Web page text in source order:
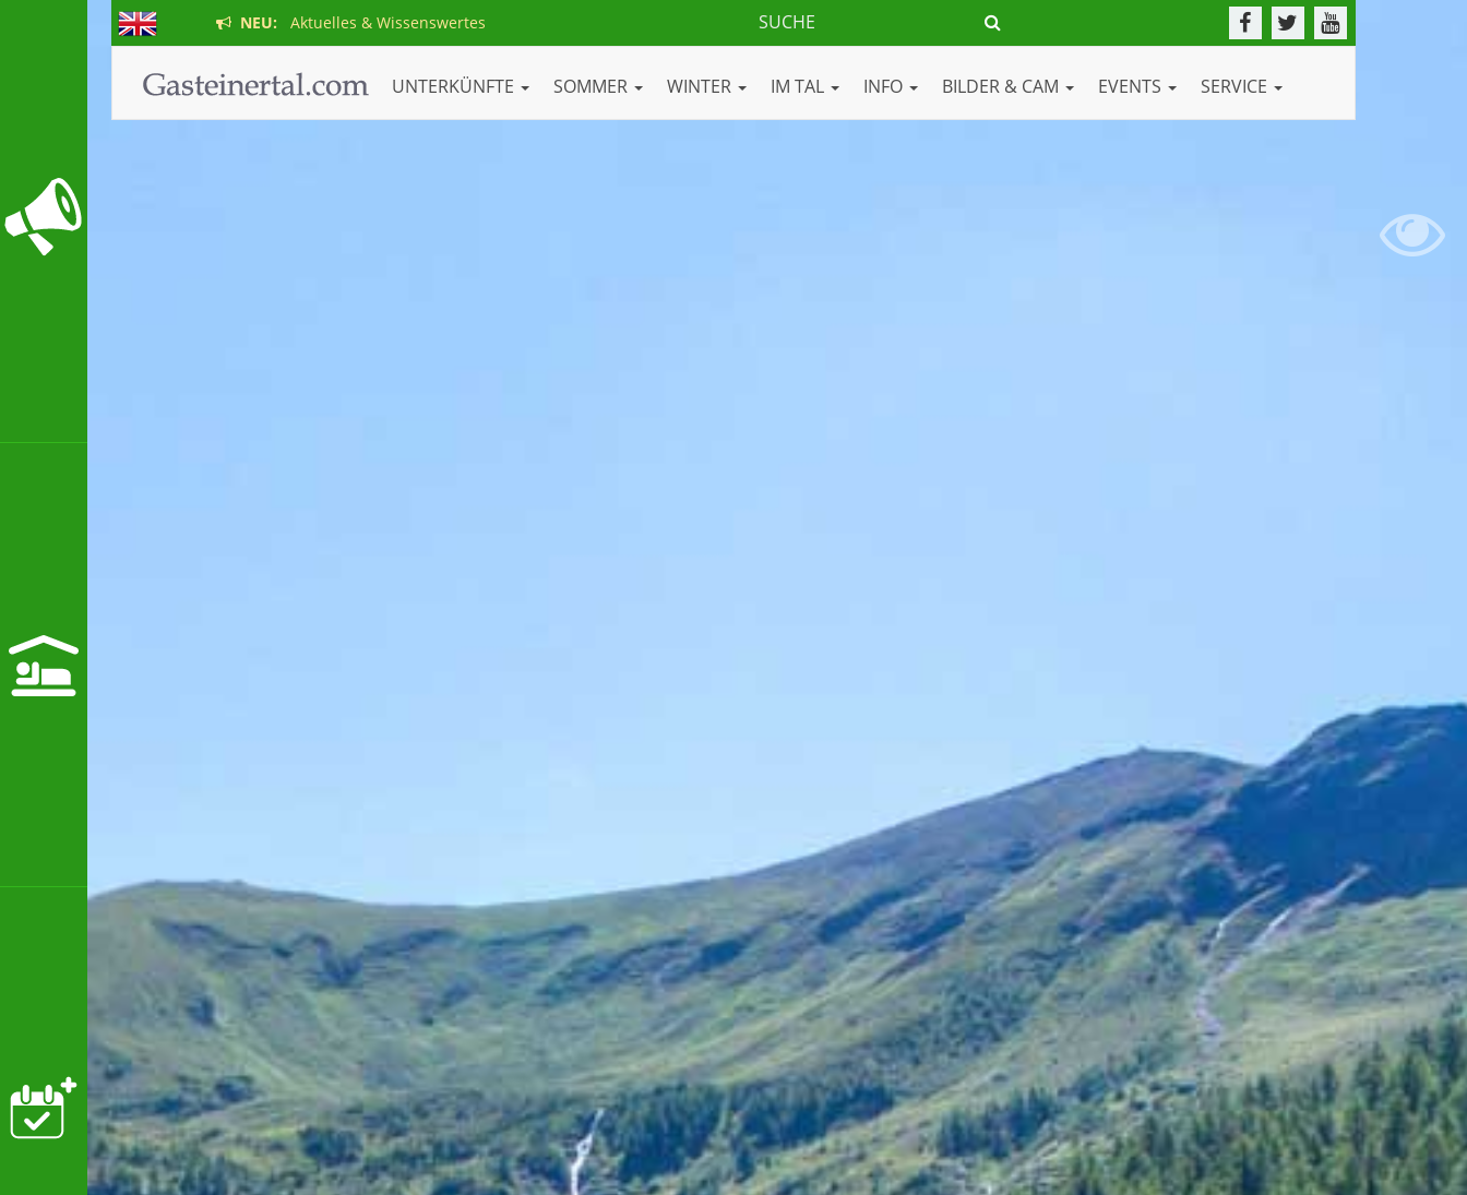
NEU: Aktuelles & Wissenswertes
UNTERKÜNFTE SOMMER WINTER IM TAL INFO BILDER & CAM EVENTS SERVICE